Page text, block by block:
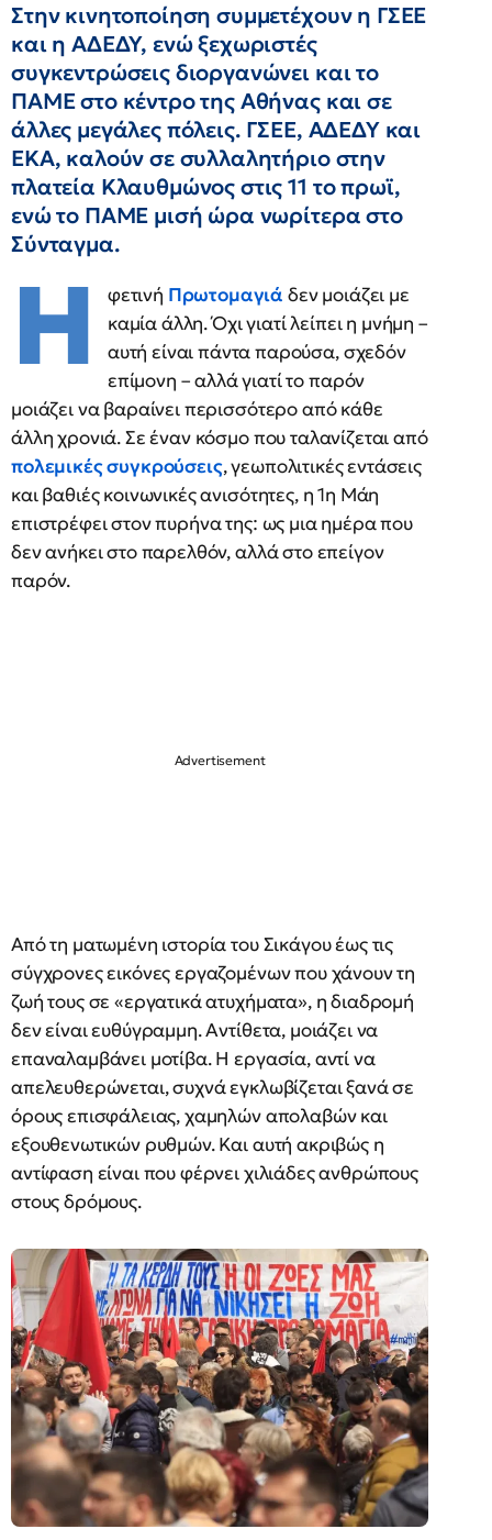
Στην κινητοποίηση συμμετέχουν η ΓΣΕΕ
και η ΑΔΕΔΥ, ενώ ξεχωριστές
συγκεντρώσεις διοργανώνει και το
ΠΑΜΕ στο κέντρο της Αθήνας και σε
άλλες μεγάλες πόλεις. ΓΣΕΕ, ΑΔΕΔΥ και
ΕΚΑ, καλούν σε συλλαλητήριο στην
πλατεία Κλαυθμώνος στις 11 το πρωϊ,
ενώ το ΠΑΜΕ μισή ώρα νωρίτερα στο
Σύνταγμα.
Η φετινή Πρωτομαγιά δεν μοιάζει με
καμία άλλη. Όχι γιατί λείπει η μνήμη –
αυτή είναι πάντα παρούσα, σχεδόν
επίμονη – αλλά γιατί το παρόν
μοιάζει να βαραίνει περισσότερο από κάθε
άλλη χρονιά. Σε έναν κόσμο που ταλανίζεται από
πολεμικές συγκρούσεις, γεωπολιτικές εντάσεις
και βαθιές κοινωνικές ανισότητες, η 1η Μάη
επιστρέφει στον πυρήνα της: ως μια ημέρα που
δεν ανήκει στο παρελθόν, αλλά στο επείγον
παρόν.
Από τη ματωμένη ιστορία του Σικάγου έως τις
σύγχρονες εικόνες εργαζομένων που χάνουν τη
ζωή τους σε «εργατικά ατυχήματα», η διαδρομή
δεν είναι ευθύγραμμη. Αντίθετα, μοιάζει να
επαναλαμβάνει μοτίβα. Η εργασία, αντί να
απελευθερώνεται, συχνά εγκλωβίζεται ξανά σε
όρους επισφάλειας, χαμηλών απολαβών και
εξουθενωτικών ρυθμών. Και αυτή ακριβώς η
αντίφαση είναι που φέρνει χιλιάδες ανθρώπους
στους δρόμους.